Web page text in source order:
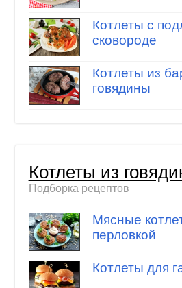
Котлеты с
сковороде
Котлеты из
говядины
Котлеты из
Подборка рецептов
Мясные
перловкой
Котлеты для